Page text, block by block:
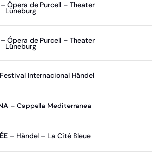
– Ópera de Purcell – Theater
Lüneburg
– Ópera de Purcell – Theater
Lüneburg
Internacional Händel
– Cappella Mediterranea
– Händel – La Cité Bleue